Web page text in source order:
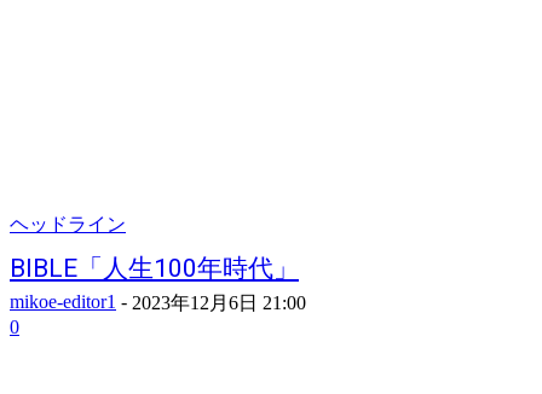
ヘッドライン
BIBLE「人生100年時代」
mikoe-editor1 - 2023年12月6日 21:00
0